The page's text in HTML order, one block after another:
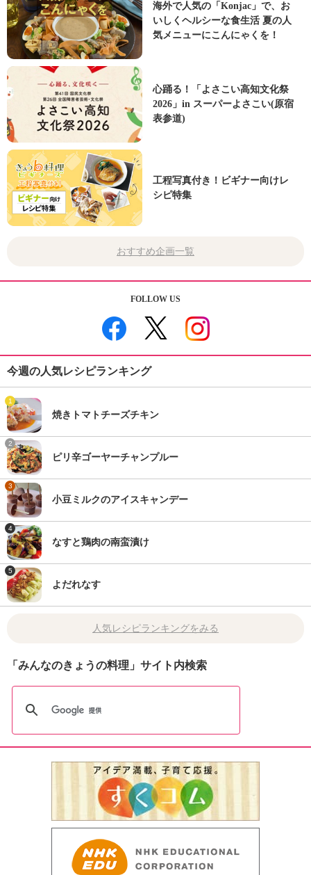
海外で人気の「Konjac」で、お
いしくヘルシーな食生活 夏の人
気メニューにこんにゃくを！
心踊る！「よさこい高知文化祭
2026」in スーパーよさこい(原宿
表参道)
工程写真付き！ビギナー向けレ
シピ特集
おすすめ企画一覧
FOLLOW US
今週の人気レシピランキング
1
焼きトマトチーズチキン
2
ピリ辛ゴーヤーチャンプルー
3
小豆ミルクのアイスキャンデー
4
なすと鶏肉の南蛮漬け
5
よだれなす
人気レシピランキングをみる
「みんなのきょうの料理」サイト内検索